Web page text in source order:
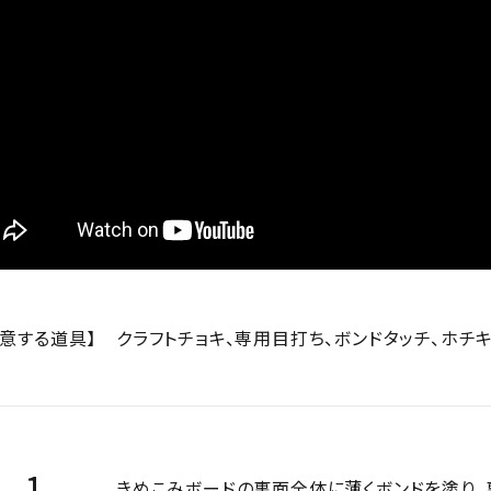
する道具】 クラフトチョキ、専用目打ち、ボンドタッチ、ホチ